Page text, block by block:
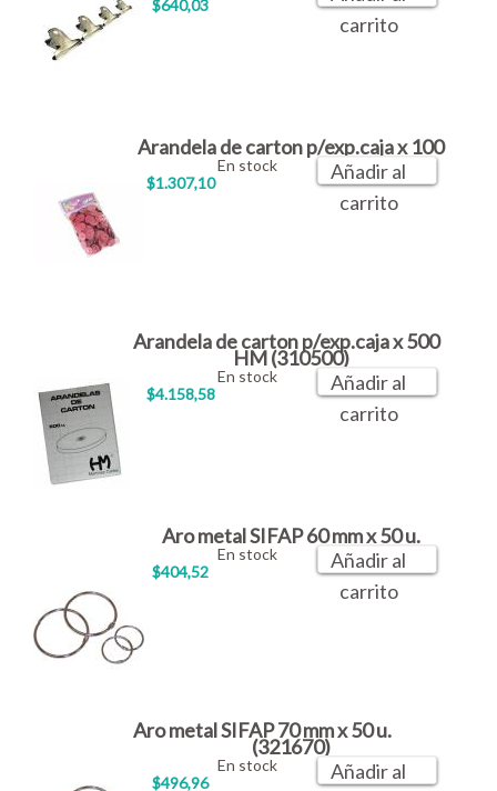
$640,03
carrito
Arandela de carton p/exp.caja x 100
$1.307,10
En stock
Añadir al
carrito
Arandela de carton p/exp.caja x 500
HM (310500)
$4.158,58
En stock
Añadir al
carrito
Aro metal SIFAP 60 mm x 50 u.
$404,52
En stock
Añadir al
carrito
Aro metal SIFAP 70 mm x 50 u.
(321670)
$496,96
En stock
Añadir al